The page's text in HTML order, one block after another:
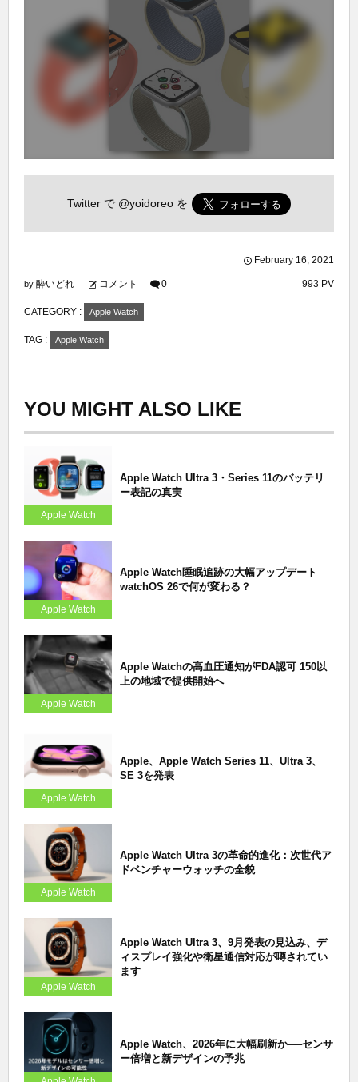
Twitter で @yoidoreo を
February 16, 2021
by 酔いどれ コメント 0 993 PV
CATEGORY : Apple Watch
TAG : Apple Watch
YOU MIGHT ALSO LIKE
Apple Watch
Apple Watch Ultra 3・Series 11のバッテリ
ー表記の真実
Apple Watch
Apple Watch睡眠追跡の大幅アップデート
watchOS 26で何が変わる？
Apple Watch
Apple Watchの高血圧通知がFDA認可 150以
上の地域で提供開始へ
Apple Watch
Apple、Apple Watch Series 11、Ultra 3、
SE 3を発表
Apple Watch
Apple Watch Ultra 3の革命的進化：次世代ア
ドベンチャーウォッチの全貌
Apple Watch
Apple Watch Ultra 3、9月発表の見込み、デ
ィスプレイ強化や衛星通信対応が噂されてい
ます
Apple Watch、2026年に大幅刷新か──センサ
ー倍増と新デザインの予兆